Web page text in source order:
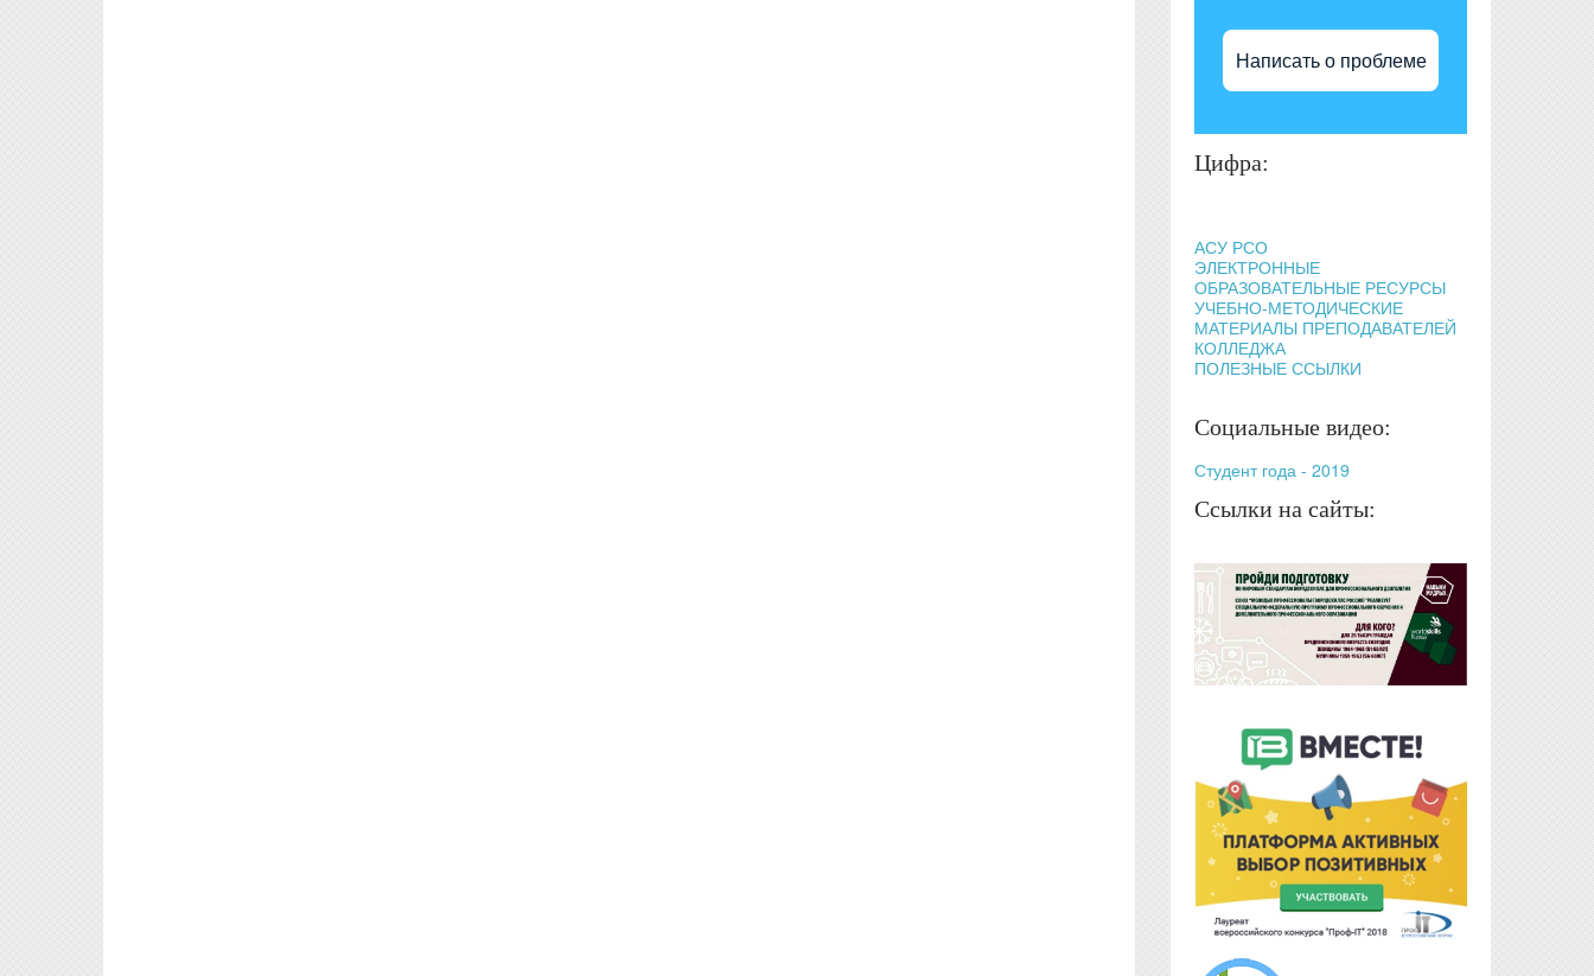
Написать о проблеме
Цифра:
АСУ РСО
ЭЛЕКТРОННЫЕ
ОБРАЗОВАТЕЛЬНЫЕ РЕСУРСЫ
УЧЕБНО-МЕТОДИЧЕСКИЕ
МАТЕРИАЛЫ ПРЕПОДАВАТЕЛЕЙ
КОЛЛЕДЖА
ПОЛЕЗНЫЕ ССЫЛКИ
Социальные видео:
Студент года - 2019
Ссылки на сайты: